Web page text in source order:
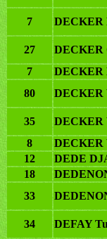
7 DECKER
27 DECKER
7
DECKER
80
DECKER
35 DECKER
8
DECKER
12
DEDE
18
33
34 DEFAY